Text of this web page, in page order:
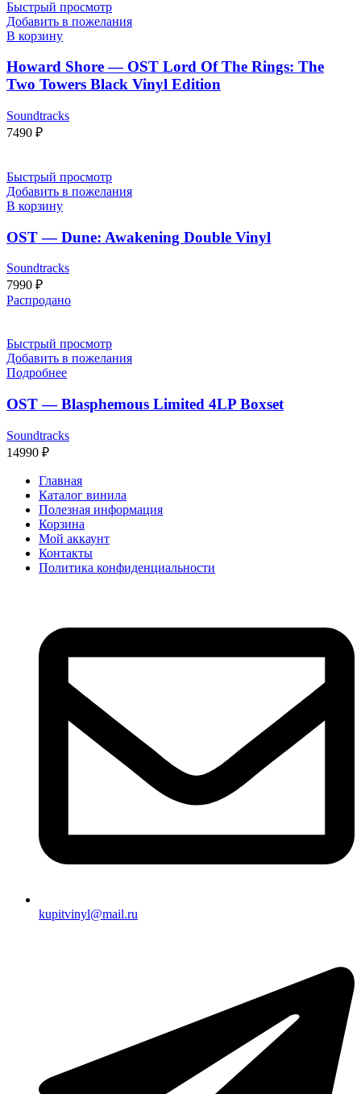
Быстрый просмотр
Добавить в пожелания
В корзину
Howard Shore — OST Lord Of The Rings: The
Two Towers Black Vinyl Edition
Soundtracks
7490 ₽
Быстрый просмотр
Добавить в пожелания
В корзину
OST — Dune: Awakening Double Vinyl
Soundtracks
7990 ₽
Распродано
Быстрый просмотр
Добавить в пожелания
Подробнее
OST — Blasphemous Limited 4LP Boxset
Soundtracks
14990 ₽
Главная
Каталог винила
Полезная информация
Корзина
Мой аккаунт
Контакты
Политика конфиденциальности
kupitvinyl@mail.ru